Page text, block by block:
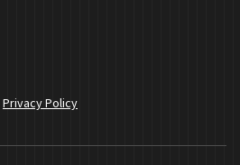
Privacy Policy